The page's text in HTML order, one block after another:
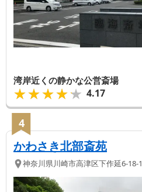
湾岸近くの静かな公営斎場
★★★★★
★★★★★ 4.17
4
かわさき北部斎苑
神奈川県川崎市高津区下作延6-18-1